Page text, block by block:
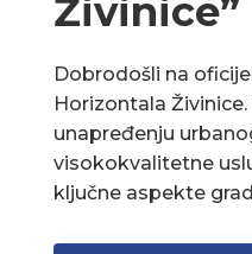
Živinice”
Dobrodošli na
Horizontala
unapređenju
visokokvalitetne
ključne aspekte